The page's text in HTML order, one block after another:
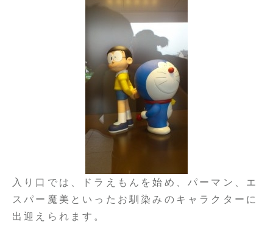
入り口では、ドラえもんを始め、パーマン、エ
スパー魔美といったお馴染みのキャラクターに
出迎えられます。